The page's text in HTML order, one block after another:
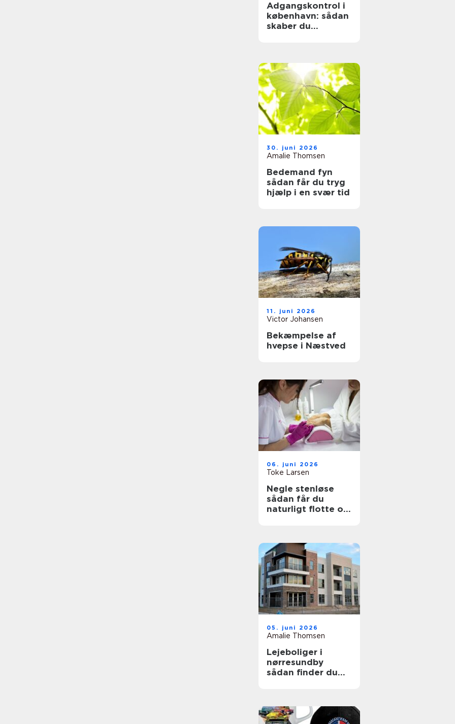
Adgangskontrol i
københavn: sådan
skaber du
30. juni 2026
Amalie Thomsen
Bedemand fyn
sådan får du tryg
hjælp i en svær tid
11. juni 2026
Victor Johansen
Bekæmpelse af
hvepse i Næstved
06. juni 2026
Toke Larsen
Negle stenløse
sådan får du
naturligt flotte og
05. juni 2026
Amalie Thomsen
Lejeboliger i
nørresundby
sådan finder du